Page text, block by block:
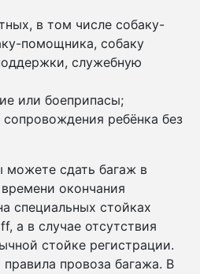
в том числе собаку-
помощника, собаку
служебную
или боеприпасы;
сопровождения ребёнка без
можете сдать багаж в
окончания
специальных стойках
а в случае отсутствия
стойке регистрации.
провоза багажа. В